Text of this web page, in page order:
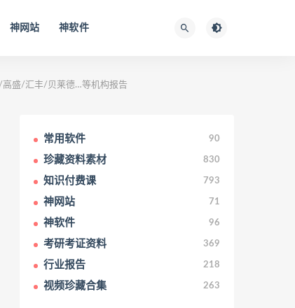
神网站 神软件
盛/汇丰/贝莱德…等机构报告
常用软件 90
珍藏资料素材 830
知识付费课 793
神网站 71
神软件 96
考研考证资料 369
行业报告 218
视频珍藏合集 263